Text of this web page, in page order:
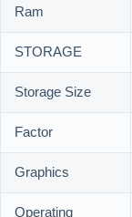
Ram
STORAGE
Storage Size
Factor
Graphics
Operating